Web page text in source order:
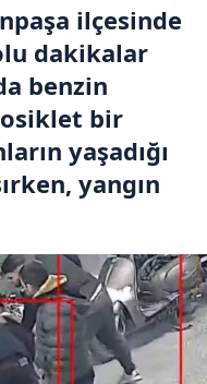
ilçesinde
dakikalar
benzin
bir
yaşadığı
yangın